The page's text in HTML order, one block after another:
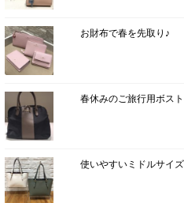
お財布で春を先取り♪
春休みのご旅行用ボス
使いやすいミドルサイ